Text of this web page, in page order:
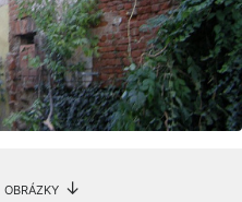
obrázky ↓